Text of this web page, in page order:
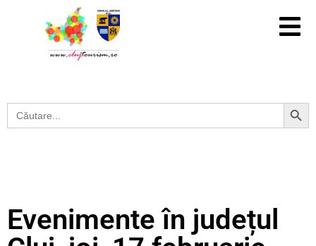
Search
for:
Search Button
Evenimente în județul